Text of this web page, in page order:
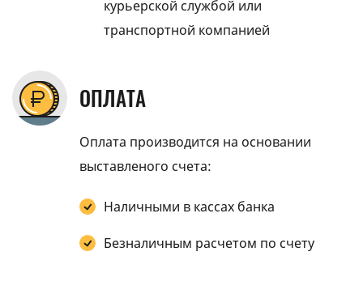
курьерской службой или
транспортной компанией
ОПЛАТА
Оплата производится на основании
выставленого счета:
Наличными в кассах банка
Безналичным расчетом по счету